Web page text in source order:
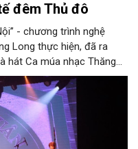
đêm Thủ đô
- chương trình nghệ
Long thực hiện, đã ra
hát Ca múa nhạc Thăng
phường Hoàn Kiếm).